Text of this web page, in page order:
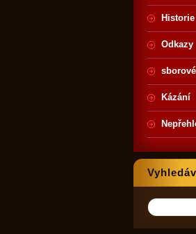
Odkazy
Kázání